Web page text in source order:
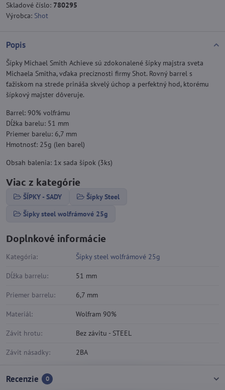
Skladové číslo: 780295
Výrobca: Shot
Popis
Šípky Michael Smith Achieve sú zdokonalené šípky majstra sveta
Michaela Smitha, vďaka precíznosti firmy Shot. Rovný barrel s
ťažiskom na strede prináša skvelý úchop a perfektný hod, ktorému
šípkový majster dôveruje.
Barrel: 90% volfrámu
Dĺžka barelu: 51 mm
Priemer barelu: 6,7 mm
Hmotnosť: 25g (len barel)
Obsah balenia: 1x sada šípok (3ks)
Viac z kategórie
ŠÍPKY - SADY
Šípky Steel
Šípky steel wolfrámové 25g
Doplnkové informácie
Kategória: Šípky steel wolfrámové 25g
Dĺžka barrelu: 51 mm
Priemer barrelu: 6,7 mm
Materiál: Wolfram 90%
Závit hrotu: Bez závitu - STEEL
Závit násadky: 2BA
Recenzie 0